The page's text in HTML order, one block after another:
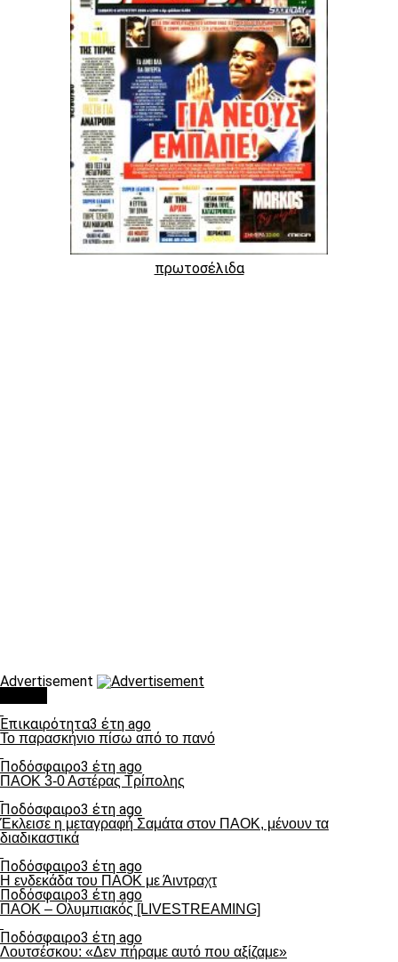
πρωτοσέλιδα
Advertisement
Επικαιρότητα3 έτη ago
Το παρασκήνιο πίσω από το πανό
Ποδόσφαιρο3 έτη ago
ΠΑΟΚ 3-0 Αστέρας Τρίπολης
Ποδόσφαιρο3 έτη ago
Έκλεισε η μεταγραφή Σαμάτα στον ΠΑΟΚ, μένουν τα
διαδικαστικά
Ποδόσφαιρο3 έτη ago
Η ενδεκάδα του ΠΑΟΚ με Άιντραχτ
Ποδόσφαιρο3 έτη ago
ΠΑΟΚ – Ολυμπιακός [LIVESTREAMING]
Ποδόσφαιρο3 έτη ago
Λουτσέσκου: «Δεν πήραμε αυτό που αξίζαμε»